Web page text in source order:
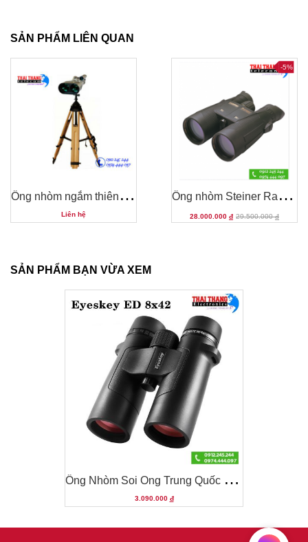
SẢN PHẨM LIÊN QUAN
Ố
ng nhòm ngắm thiên văn cỡ lớn Oberwerk BT-100
Liên hệ
Ố
ng nhòm Steiner Ranger Xtreme 8x56
28.000.000 đ 29.500.000đ
-5%
SẢN PHẨM BẠN VỪA XEM
Ố
ng Nhòm Soi Ong Trung Quốc Eyeskey ED 8x42
3.090.000 đ